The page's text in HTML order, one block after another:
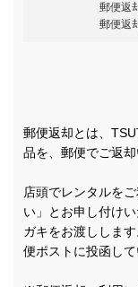
郵便返
郵便返
郵便返却とは、
品を、郵便でご返却
店頭でレンタルを
い」とお申し付け
ガキをお渡ししま
便ポストに投函して